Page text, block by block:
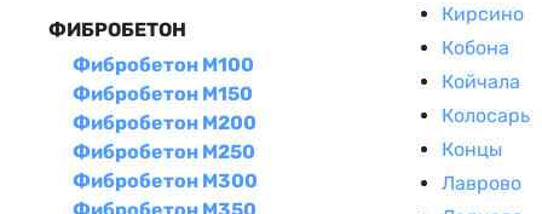
ФИБРОБЕТОН
Фибробетон М100
Фибробетон М150
Фибробетон М200
Фибробетон М250
Фибробетон М300
Кирсино
Кобона
Койчала
Колосарь
Концы
Лаврово